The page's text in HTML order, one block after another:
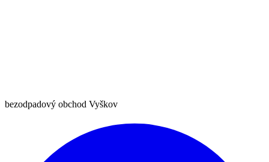
bezodpadový obchod Vyškov